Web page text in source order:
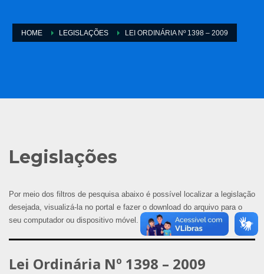
HOME LEGISLAÇÕES LEI ORDINÁRIA Nº 1398 – 2009
Legislações
Por meio dos filtros de pesquisa abaixo é possível localizar a legislação
desejada, visualizá-la no portal e fazer o download do arquivo para o
seu computador ou dispositivo móvel.
Lei Ordinária Nº 1398 – 2009